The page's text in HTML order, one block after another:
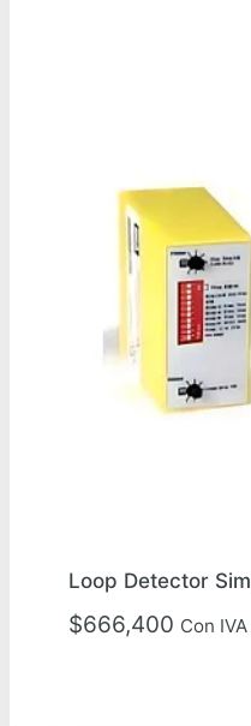
Loop Detector
$666,400 Con